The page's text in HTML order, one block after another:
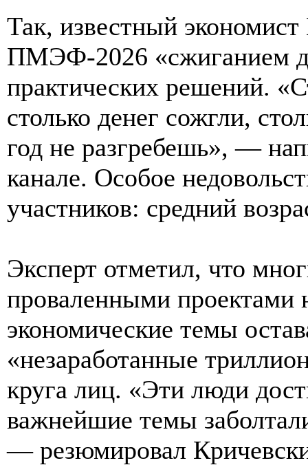
Так, известный
ПМЭФ-2026 «сжиганием
практических решений.
столько денег сожгли,
год не разгребешь», —
канале. Особое
участников: средний
Эксперт отметил, что
проваленными проектами
экономические темы
«незаработанные
круга лиц. «Эти люди
важнейшие темы
— резюмировал